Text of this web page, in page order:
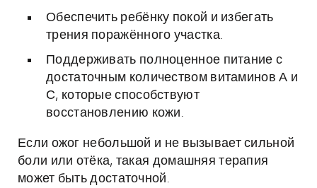
Обеспечить ребёнку покой и избегать
трения поражённого участка.
Поддерживать полноценное питание с
достаточным количеством витаминов А и
С, которые способствуют
восстановлению кожи.
Если ожог небольшой и не вызывает сильной
боли или отёка, такая домашняя терапия
может быть достаточной.